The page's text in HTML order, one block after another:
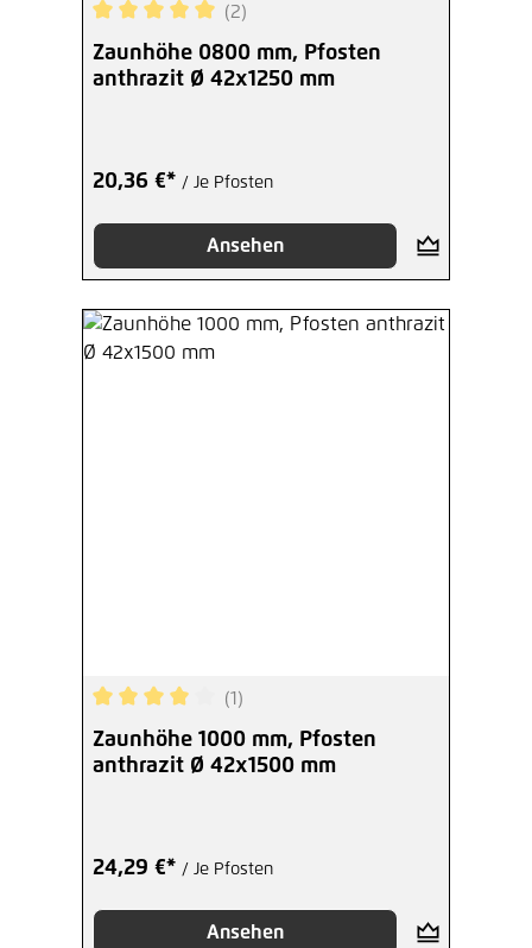
Durchschnittliche Bewertung von 5 von 5
(2)
Zaunhöhe 0800 mm, Pfosten
anthrazit Ø 42x1250 mm
20,36 €* / Je Pfosten
Ansehen
Durchschnittliche Bewertung von 4 von 5
(1)
Zaunhöhe 1000 mm, Pfosten
anthrazit Ø 42x1500 mm
24,29 €* / Je Pfosten
Ansehen